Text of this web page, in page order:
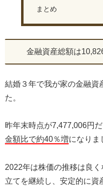
まとめ
金融資産総額は
結婚３年で我が家の金融資
た。
昨年末時点が7,477,006円だ
金額比で約40％増になりま
2022年は株価の推移は良
立てを継続し、安定的に資